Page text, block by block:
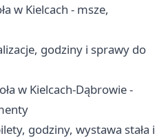
w Kielcach - msze,
godziny i sprawy do
w Kielcach-Dąbrowie -
godziny, wystawa stała i